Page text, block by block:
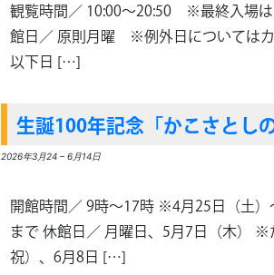
観覧時間／ 10:00～20:50 ※最終入場
館日／ 原則月曜 ※例外日については
以下日 […]
生誕100年記念「かこさとし
2026年3月24–6月14日
開館時間／ 9時～17時 ※4月25日（土
まで 休館日／ 月曜日、5月7日（木）
祝）、6月8日 […]